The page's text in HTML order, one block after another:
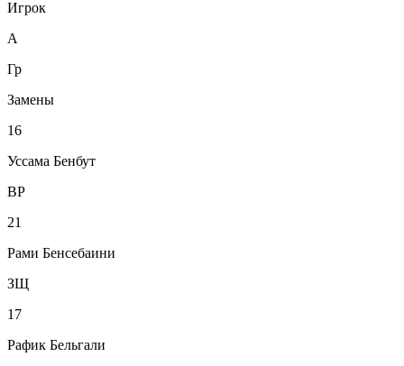
Игрок
А
Гр
Замены
16
Уссама Бенбут
ВР
21
Рами Бенсебаини
ЗЩ
17
Рафик Бельгали